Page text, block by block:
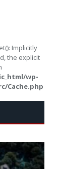
Implicitly
the explicit
wp-
Cache.php